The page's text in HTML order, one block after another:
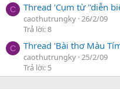
C Thread 'Cụm từ "diễn
caothutrungky 26/2/09
Trả lời: 8
C Thread 'Bài thơ Màu
caothutrungky 25/2/09
Trả lời: 5